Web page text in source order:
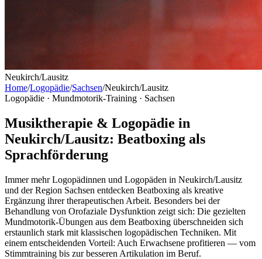
Neukirch/Lausitz
Home/Logopädie/Sachsen/Neukirch/Lausitz
Logopädie · Mundmotorik-Training · Sachsen
Musiktherapie & Logopädie in
Neukirch/Lausitz: Beatboxing als
Sprachförderung
Immer mehr Logopädinnen und Logopäden in Neukirch/Lausitz
und der Region Sachsen entdecken Beatboxing als kreative
Ergänzung ihrer therapeutischen Arbeit. Besonders bei der
Behandlung von Orofaziale Dysfunktion zeigt sich: Die gezielten
Mundmotorik-Übungen aus dem Beatboxing überschneiden sich
erstaunlich stark mit klassischen logopädischen Techniken. Mit
einem entscheidenden Vorteil: Auch Erwachsene profitieren — vom
Stimmtraining bis zur besseren Artikulation im Beruf.